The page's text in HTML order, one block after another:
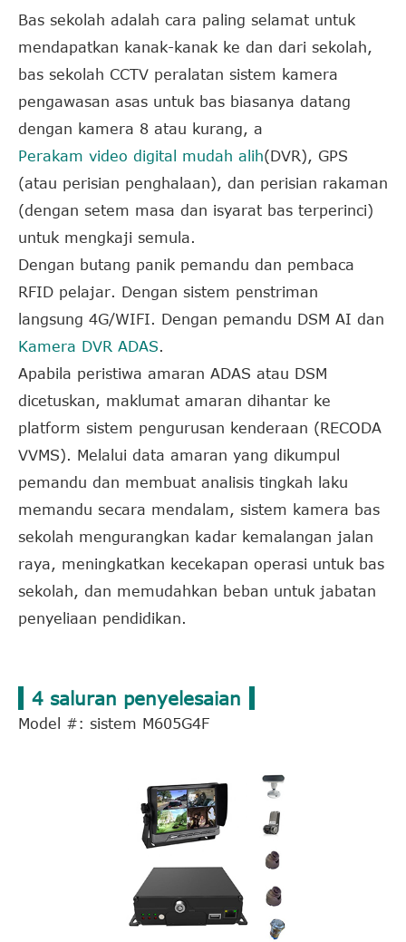
Bas sekolah adalah cara paling selamat untuk
mendapatkan kanak-kanak ke dan dari sekolah,
bas sekolah CCTV peralatan sistem kamera
pengawasan asas untuk bas biasanya datang
dengan kamera 8 atau kurang, a
Perakam video digital mudah alih(DVR), GPS
(atau perisian penghalaan), dan perisian rakaman
(dengan setem masa dan isyarat bas terperinci)
untuk mengkaji semula.
Dengan butang panik pemandu dan pembaca
RFID pelajar. Dengan sistem penstriman
langsung 4G/WIFI. Dengan pemandu DSM AI dan
Kamera DVR ADAS.
Apabila peristiwa amaran ADAS atau DSM
dicetuskan, maklumat amaran dihantar ke
platform sistem pengurusan kenderaan (RECODA
VVMS). Melalui data amaran yang dikumpul
pemandu dan membuat analisis tingkah laku
memandu secara mendalam, sistem kamera bas
sekolah mengurangkan kadar kemalangan jalan
raya, meningkatkan kecekapan operasi untuk bas
sekolah, dan memudahkan beban untuk jabatan
penyeliaan pendidikan.
4 saluran penyelesaian
Model #: sistem M605G4F